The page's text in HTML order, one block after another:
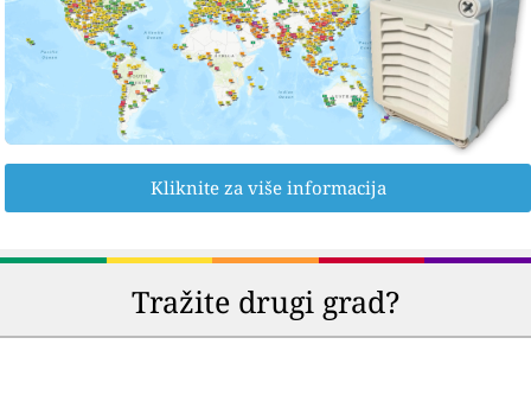
Kliknite za više informacija
Tražite drugi grad?